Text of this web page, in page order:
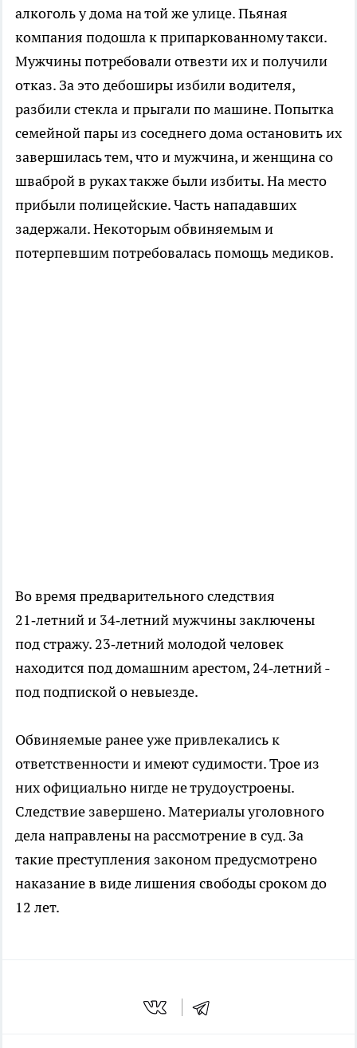
алкоголь у дома на той же улице. Пьяная
компания подошла к припаркованному такси.
Мужчины потребовали отвезти их и получили
отказ. За это дебоширы избили водителя,
разбили стекла и прыгали по машине. Попытка
семейной пары из соседнего дома остановить их
завершилась тем, что и мужчина, и женщина со
шваброй в руках также были избиты. На место
прибыли полицейские. Часть нападавших
задержали. Некоторым обвиняемым и
потерпевшим потребовалась помощь медиков.
Во время предварительного следствия
21‑летний и 34‑летний мужчины заключены
под стражу. 23‑летний молодой человек
находится под домашним арестом, 24‑летний -
под подпиской о невыезде.
Обвиняемые ранее уже привлекались к
ответственности и имеют судимости. Трое из
них официально нигде не трудоустроены.
Следствие завершено. Материалы уголовного
дела направлены на рассмотрение в суд. За
такие преступления законом предусмотрено
наказание в виде лишения свободы сроком до
12 лет.